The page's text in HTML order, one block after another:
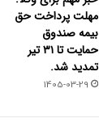
مهلت پرداخت حق
بیمه صندوق
حمایت تا ۳۱ تیر
تمدید شد.
1405-03-29